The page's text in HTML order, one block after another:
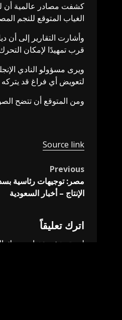
كشفت مصادر عالمية أن
الغياب المتوقع للنجم
وأشارت التقارير إلى أن
قرب تمهيدًا لإمكان
ويرى مسؤولو النادي
لتعويض أي فراغ قد
ومن المتوقع أن تتضح
Source link
Post
navigation
Previous
مصر: توجيهات رئاسية
الإنتاج – أخبار السعودية
اترك تعليقاً
لن يتم نشر عنوان بريدك